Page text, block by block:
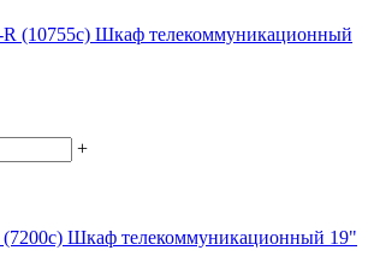
R (10755c) Шкаф телекоммуникационный
+
Шкаф телекоммуникационный 19"